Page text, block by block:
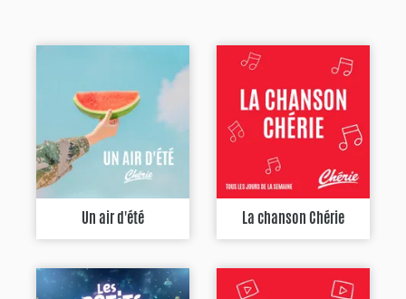
Un air d'été La chanson Chérie